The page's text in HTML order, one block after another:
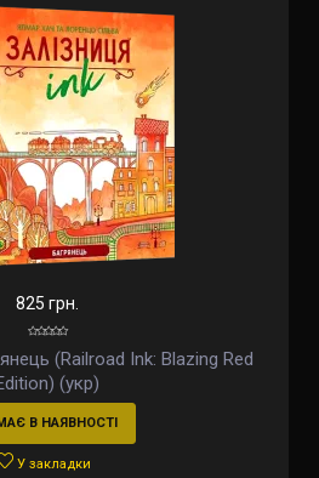
825 грн.
(Railroad Ink: Blazing Red
(укр)
В НАЯВНОСТІ
У закладки